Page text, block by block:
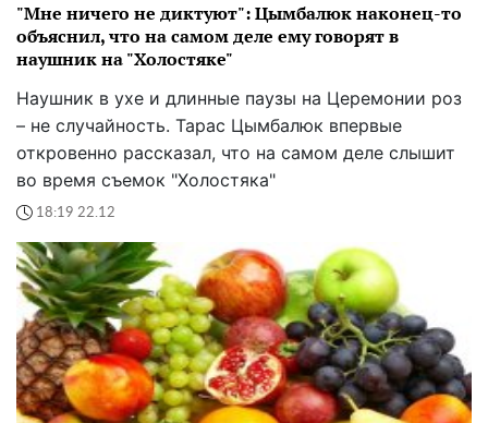
"Мне ничего не диктуют": Цымбалюк наконец-то
объяснил, что на самом деле ему говорят в
наушник на "Холостяке"
Наушник в ухе и длинные паузы на Церемонии роз
– не случайность. Тарас Цымбалюк впервые
откровенно рассказал, что на самом деле слышит
во время съемок "Холостяка"
18:19 22.12